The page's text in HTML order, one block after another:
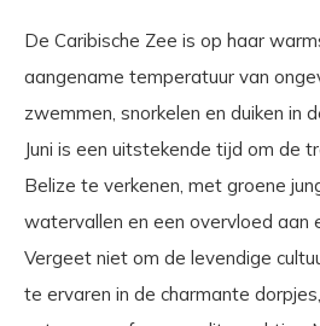
De Caribische Zee is op haar
aangename temperatuur van
zwemmen, snorkelen en duiken in
Juni is een uitstekende tijd om de
Belize te verkenen, met groene
watervallen en een overvloed aan
Vergeet niet om de levendige
te ervaren in de charmante